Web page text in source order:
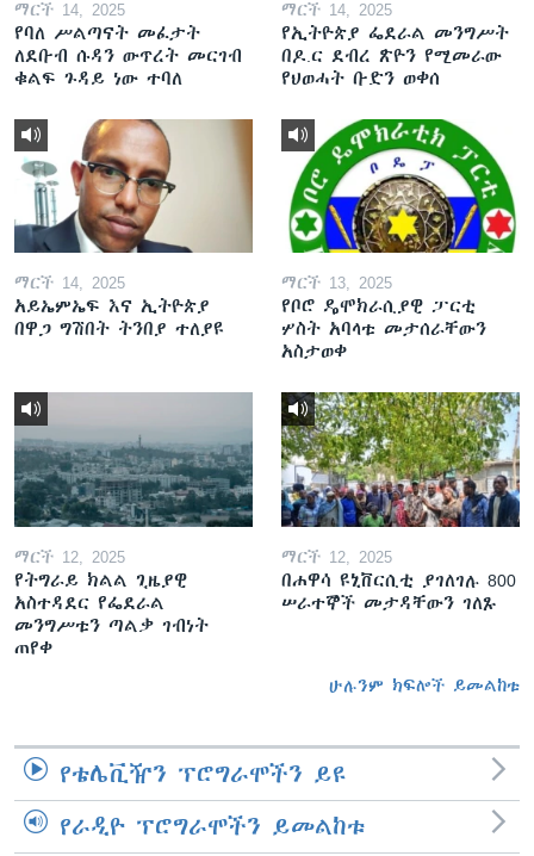
ማርች 14, 2025
የባለ ሥልጣናት መፈታት
ለደቡብ ሱዳን ውጥረት መርገብ
ቁልፍ ጉዳይ ነው ተባለ
ማርች 14, 2025
የኢትዮጵያ ፌደራል መንግሥት
በዶ.ር ደብረ ጽዮን የሚመራው
የህወሓት ቡድን ወቀሰ
ማርች 14, 2025
አይኤምኤፍ እና ኢትዮጵያ
በዋጋ ግሽበት ትንበያ ተለያዩ
ማርች 13, 2025
የቦሮ ዴሞክራሲያዊ ፓርቲ
ሦስት አባላቱ መታሰራቸውን
አስታወቀ
ማርች 12, 2025
የትግራይ ክልል ጊዜያዊ
አስተዳደር የፌደራል
መንግሥቱን ጣልቃ ገብነት
ጠየቀ
ማርች 12, 2025
በሐዋሳ ዩኒቨርሲቲ ያገለገሉ 800
ሠራተኞች መታዳቸውን ገለጹ
ሁሉንም ክፍሎች ይመልከቱ
የቴሌቪዥን ፕሮግራሞችን ይዩ
የራዲዮ ፕሮግራሞችን ይመልከቱ